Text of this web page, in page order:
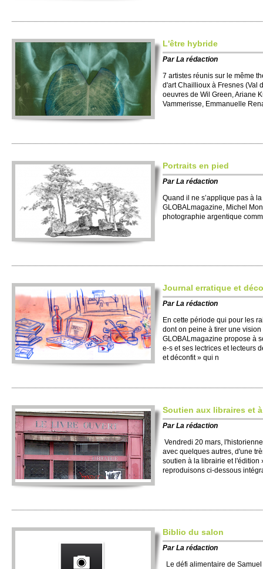
L'être hybride
ParLa rédaction
7 artistes réunis sur le même
d'art Chaillioux à Fresnes (Val
oeuvres de Wil Green, Ariane
Vammerisse, Emmanuelle
Portraits en pied
ParLa rédaction
Quand il ne s’applique pas à
GLOBALmagazine, Michel
photographie argentique
Journal erratique et
ParLa rédaction
En cette période qui pour les
dont on peine à tirer une vision
GLOBALmagazine propose à
e-s et ses lectrices et lecteurs
et déconfit » qui n
Soutien aux libraires et
ParLa rédaction
Vendredi 20 mars,
avec quelques autres, d'une
soutien à la librairie et l'édition
reproduisons ci-dessous
Biblio du salon
ParLa rédaction
Le défi alimentaire de